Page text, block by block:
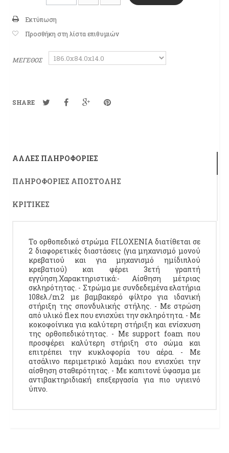
Εκτύπωση
Προσθήκη στη λίστα επιθυμιών
ΜΕΓΕΘΟΣ
SHARE
ΆΛΛΕΣ ΠΛΗΡΟΦΟΡΊΕΣ
ΠΛΗΡΟΦΟΡΊΕΣ ΑΠΟΣΤΟΛΉΣ
ΚΡΙΤΙΚΈΣ
Το ορθοπεδικό στρώμα FILOXENIA διατίθεται σε
2 διαφορετικές διαστάσεις (για μηχανισμό μονού
κρεβατιού και για μηχανισμό ημίδιπλού
κρεβατιού) και φέρει 3ετή γραπτή
εγγύηση.Χαρακτηριστικά:- Αίσθηση μέτριας
σκληρότητας. - Στρώμα με συνδεδεμένα ελατήρια
108ελ./m2 με βαμβακερό φίλτρο για ιδανική
στήριξη της σπονδυλικής στήλης. - Με στρώση
από υλικό flex που ενισχύει την σκληρότητα. - Με
κοκοφοίνικα για καλύτερη στήριξη και ενίσχυση
της ορθοπεδικότητας. - Με support foam που
προσφέρει καλύτερη στήριξη στο σώμα και
επιτρέπει την κυκλοφορία του αέρα. - Με
ατσάλινο περιμετρικό λαμάκι που ενισχύει την
αίσθηση σταθερότητας. - Με καπιτονέ ύφασμα με
αντιβακτηριδιακή επεξεργασία για πιο υγιεινό
ύπνο.